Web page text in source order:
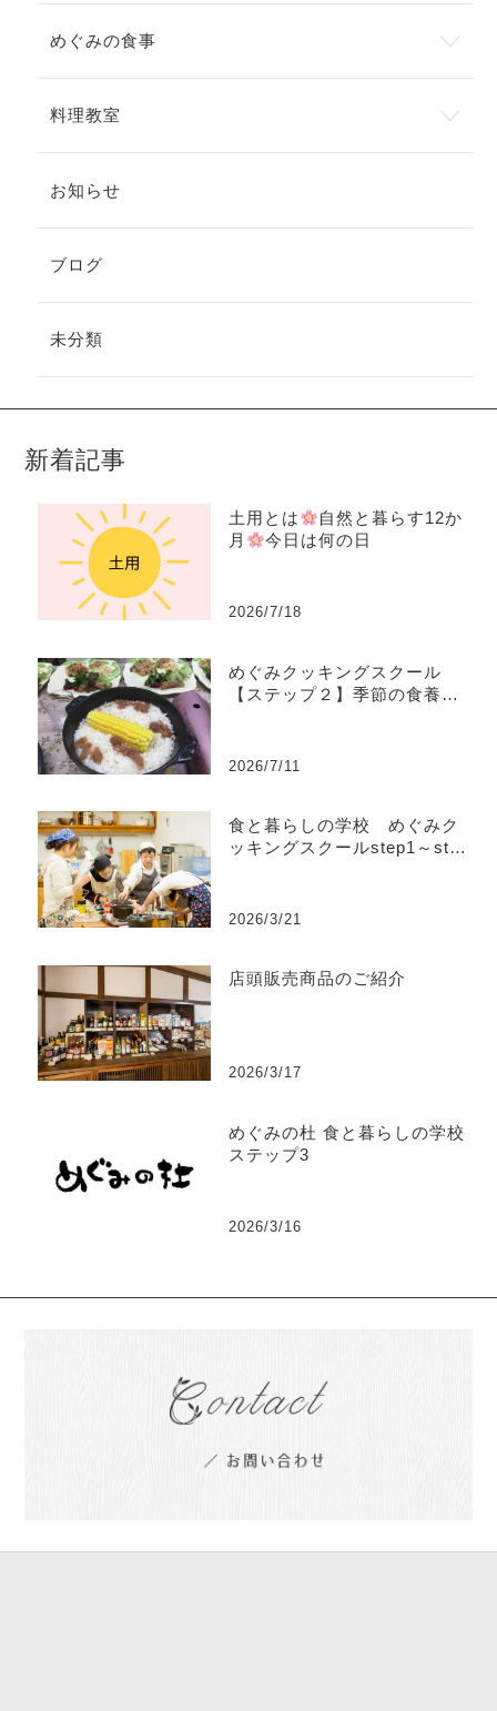
めぐみの食事
料理教室
お知らせ
ブログ
未分類
新着記事
土用とは
自然と暮らす12か
月
今日は何の日
2026/7/18
めぐみクッキングスクール
【ステップ２】季節の食養生
2026/7/11
食と暮らしの学校 めぐみク
ッキングスクールstep1～step
2026/3/21
店頭販売商品のご紹介
2026/3/17
めぐみの杜 食と暮らしの学校
ステップ3
2026/3/16